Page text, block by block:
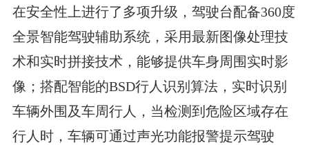
在安全性上进行了多项升级，驾驶台配备360度
全景智能驾驶辅助系统，采用最新图像处理技
术和实时拼接技术，能够提供车身周围实时影
像；搭配智能的BSD行人识别算法，实时识别
车辆外围及车周行人，当检测到危险区域存在
行人时，车辆可通过声光功能报警提示驾驶